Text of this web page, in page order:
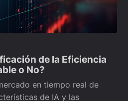
de la Eficiencia
o No?
en tiempo real de
de IA y las